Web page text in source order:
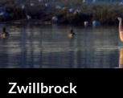
Zum
Inhalt
springen
Zwillbrock